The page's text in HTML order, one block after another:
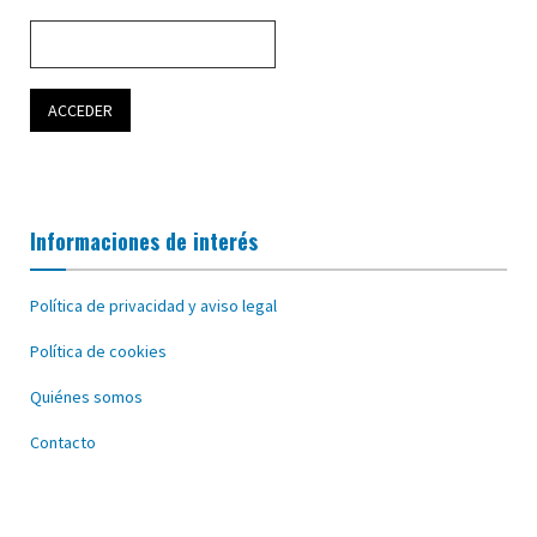
Informaciones de interés
Política de privacidad y aviso legal
Política de cookies
Quiénes somos
Contacto